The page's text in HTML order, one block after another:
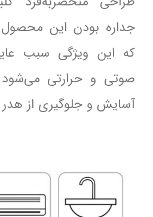
جداره بودن این محصول
که این ویژگی سبب
صوتی و حرارتی
آسایش و جلوگیری از